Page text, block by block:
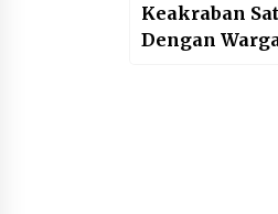
Keakraban
Dengan